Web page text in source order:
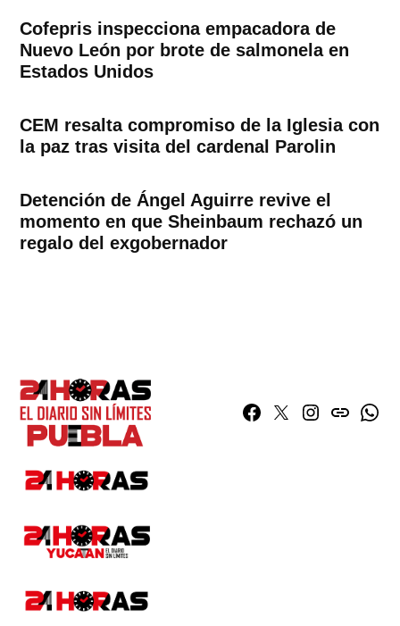
Cofepris inspecciona empacadora de
Nuevo León por brote de salmonela en
Estados Unidos
CEM resalta compromiso de la Iglesia con
la paz tras visita del cardenal Parolin
Detención de Ángel Aguirre revive el
momento en que Sheinbaum rechazó un
regalo del exgobernador
Facebook
TwitterInstagram
issuu